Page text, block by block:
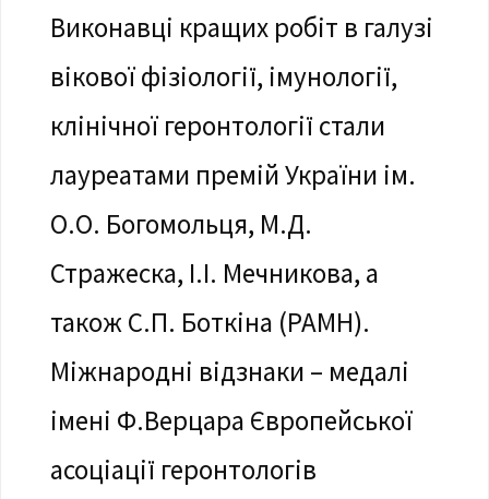
Виконавці кращих робіт в галузі
вікової фізіології, імунології,
клінічної геронтології стали
лауреатами премій України ім.
О.О. Богомольця, М.Д.
Стражеска, І.І. Мечникова, а
також С.П. Боткіна (РАМН).
Міжнарод­ні відзнаки – медалі
імені Ф.Верцара Європейської
асоціації геронтологів